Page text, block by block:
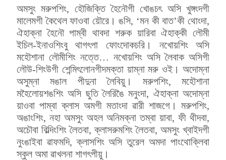
অমসুং মরুপশিং, হৌজিক্তি হৈনৌগী খোঙচৎ অসি খুঙ্গংদগী
মালেমগী কৈথেল ফাওবা য়ৌরে। ঙসি, ‘মন কী বাত’কী থোংদা,
ঐহাক্না হৈনৌ পাম্বী থাবদা শরুক য়ারিবা ঐহাক্কী লৌমী
ইচিল-ইনাওশিংবু থাগৎপা ফোংদোকচরি। নখোয়শিং অসি
মহৌশানা লৌমীশিং নত্তে… নখোয়শিং অসি লৈবাক অসিগী
লৌউ-শিংউগী শেন্মিৎলোনগীদমক্তা য়াম্না মরু ওই। অদোম্না
অসুম্না মঙাল পীদুনা লৈবিয়ু। মরুপশিং, মহৌশানা
মহৈলোয়শঙশিং অসি ছুতি লৈরিঙৈ মনুংদা, ঐহাক্না অদোম্না
য়াওবা পাম্বা ক্লাস অমগী মতাংদা ৱারী শাজগে। মরুপশিং,
অঙাংশিং, নহা অমসুং অহল অনিমক্না তম্বা য়াবা, ফী থীদবা,
অচৌবা বিল্দিংশিং লৈতবা, ক্লাসরুমশিং লৈতবা, অমসুং খ্বাইদগী
নুংঙাইবা ৱাফমদি, ক্লাসশিং অসি তুরেল অমদা পাংথোক্লিবা
স্কুল অমা ৱাখলনা শাগৎপীয়ু।